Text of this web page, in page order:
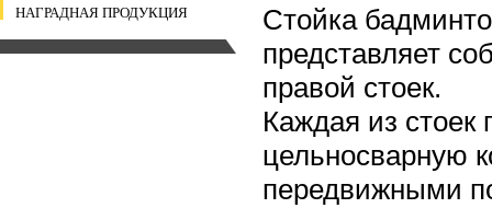
НАГРАДНАЯ ПРОДУКЦИЯ
Стойка
представляет
правой стоек.
Каждая из стоек
цельносварную
передвижными